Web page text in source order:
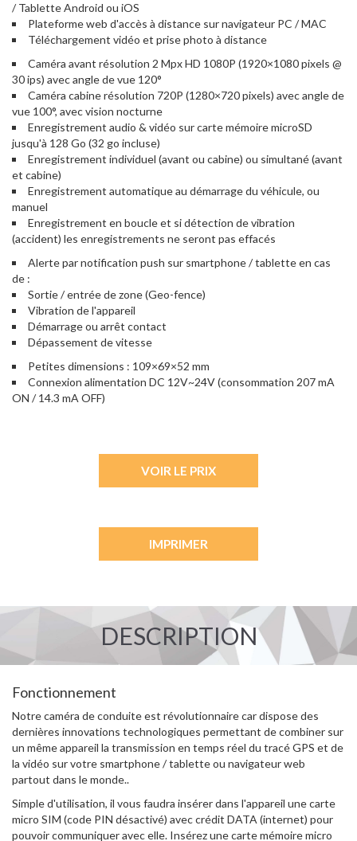
/ Tablette Android ou iOS
Plateforme web d'accès à distance sur navigateur PC / MAC
Téléchargement vidéo et prise photo à distance
Caméra avant résolution 2 Mpx HD 1080P (1920×1080 pixels @
30 ips) avec angle de vue 120°
Caméra cabine résolution 720P (1280×720 pixels) avec angle de
vue 100°, avec vision nocturne
Enregistrement audio & vidéo sur carte mémoire microSD
jusqu'à 128 Go (32 go incluse)
Enregistrement individuel (avant ou cabine) ou simultané (avant
et cabine)
Enregistrement automatique au démarrage du véhicule, ou
manuel
Enregistrement en boucle et si détection de vibration
(accident) les enregistrements ne seront pas effacés
Alerte par notification push sur smartphone / tablette en cas
de :
Sortie / entrée de zone (Geo-fence)
Vibration de l'appareil
Démarrage ou arrêt contact
Dépassement de vitesse
Petites dimensions : 109×69×52 mm
Connexion alimentation DC 12V~24V (consommation 207 mA
ON / 14.3 mA OFF)
VOIR LE PRIX
IMPRIMER
DESCRIPTION
Fonctionnement
Notre caméra de conduite est révolutionnaire car dispose des
dernières innovations technologiques permettant de combiner sur
un même appareil la transmission en temps réel du tracé GPS et de
la vidéo sur votre smartphone / tablette ou navigateur web
partout dans le monde..
Simple d'utilisation, il vous faudra insérer dans l'appareil une carte
micro SIM (code PIN désactivé) avec crédit DATA (internet) pour
pouvoir communiquer avec elle. Insérez une carte mémoire micro